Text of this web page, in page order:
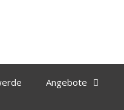
Angebote